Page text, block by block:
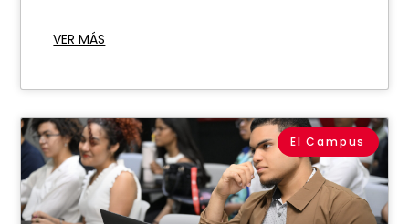
VER MÁS
El Campus